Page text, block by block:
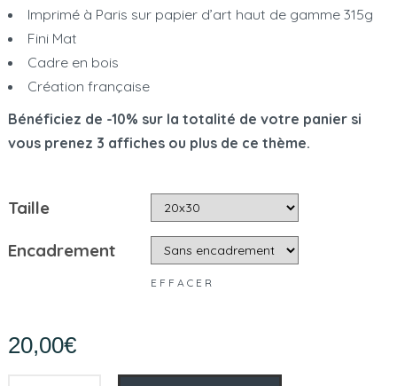
Imprimé à Paris sur papier d’art haut de gamme 315g
Fini Mat
Cadre en bois
Création française
Bénéficiez de -10% sur la totalité de votre panier si
vous prenez 3 affiches ou plus de ce thème.
Taille
Encadrement
EFFACER
20,00€